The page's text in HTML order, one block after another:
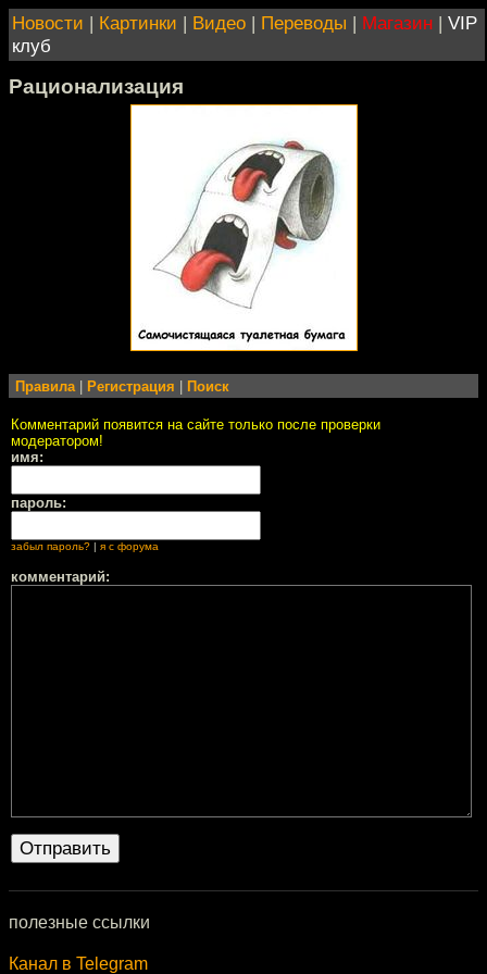
Новости | Картинки | Видео | Переводы | Магазин | VIP
клуб
Рационализация
Правила Регистрация Поиск
Комментарий появится на сайте только после проверки
модератором!
имя:
пароль:
забыл пароль? | я с форума
комментарий:
полезные ссылки
Канал в Telegram